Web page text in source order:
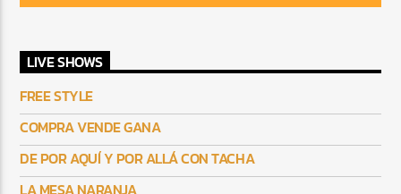
LIVE SHOWS
FREE STYLE
COMPRA VENDE GANA
DE POR AQUÍ Y POR ALLÁ CON TACHA
LA MESA NARANJA